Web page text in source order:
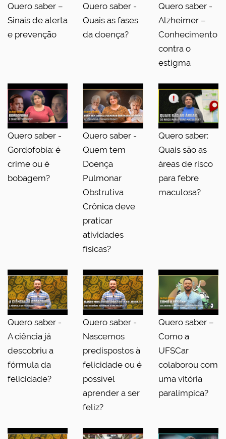
Quero saber –
Sinais de alerta
e prevenção
Quero saber -
Quais as fases
da doença?
Quero saber -
Alzheimer –
Conhecimento
contra o
estigma
Quero saber -
Gordofobia: é
crime ou é
bobagem?
Quero saber -
Quem tem
Doença
Pulmonar
Obstrutiva
Crônica deve
praticar
atividades
físicas?
Quero saber:
Quais são as
áreas de risco
para febre
maculosa?
Quero saber -
A ciência já
descobriu a
fórmula da
felicidade?
Quero saber -
Nascemos
predispostos à
felicidade ou é
possível
aprender a ser
feliz?
Quero saber –
Como a
UFSCar
colaborou com
uma vitória
paralímpica?